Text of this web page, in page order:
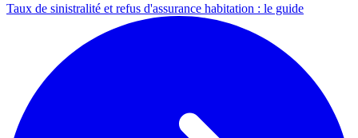
Taux de sinistralité et refus d'assurance habitation : le guide